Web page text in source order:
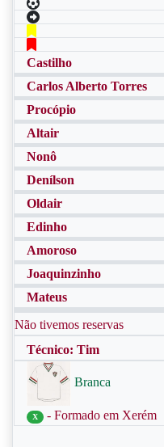
Castilho
Carlos Alberto Torres
Procópio
Altair
Nonô
Denílson
Oldair
Edinho
Amoroso
Joaquinzinho
Mateus
Não tivemos reservas
Técnico: Tim
Branca
X - Formado em Xerém